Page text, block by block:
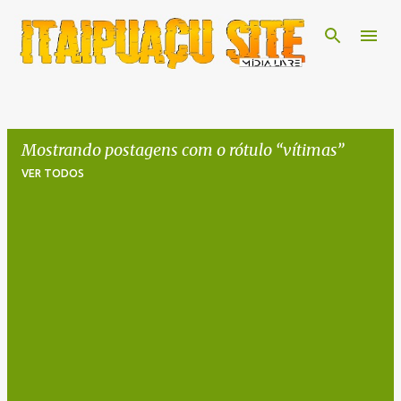
Pular para o conteúdo principal
Mostrando postagens com o rótulo vítimas
VER TODOS